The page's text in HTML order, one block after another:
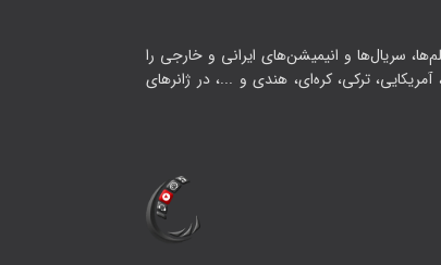
سریال‌ها و انیمیشن‌های ایرانی و خارجی را
ترکی، کره‌ای، هندی و ...، در ژانرهای